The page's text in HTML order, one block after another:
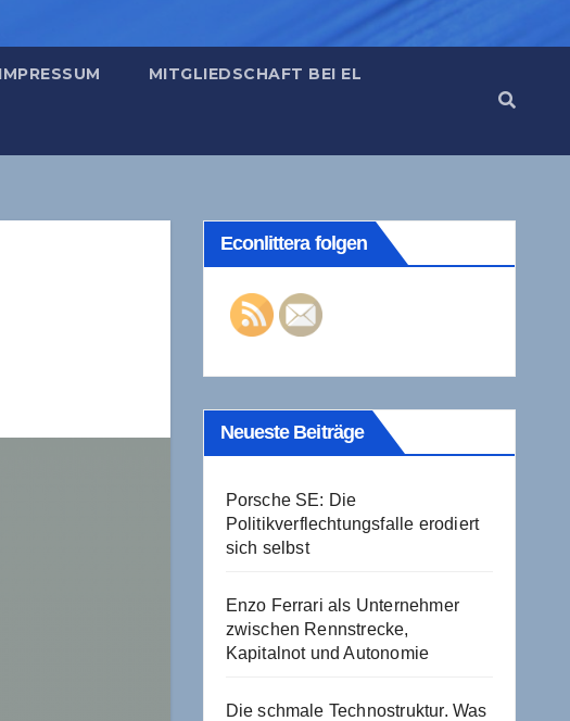
IMPRESSUM MITGLIEDSCHAFT BEI EL
Econlittera folgen
Neueste Beiträge
Porsche SE: Die
Politikverflechtungsfalle erodiert
sich selbst
Enzo Ferrari als Unternehmer
zwischen Rennstrecke,
Kapitalnot und Autonomie
Die schmale Technostruktur. Was